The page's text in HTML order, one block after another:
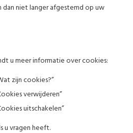
dan niet langer afgestemd op uw
u meer informatie over cookies:
zijn cookies?”
verwijderen”
uitschakelen”
u vragen heeft.